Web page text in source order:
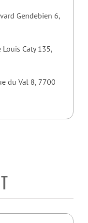
Gendebien 6,
Louis Caty 135,
du Val 8, 7700